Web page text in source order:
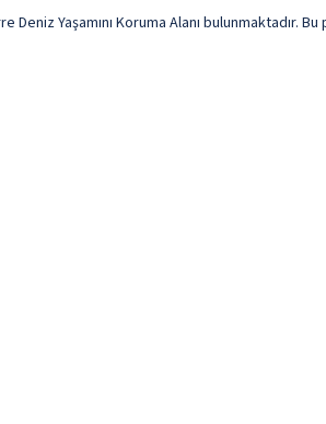
Yaşamını Koruma Alanı bulunmaktadır.